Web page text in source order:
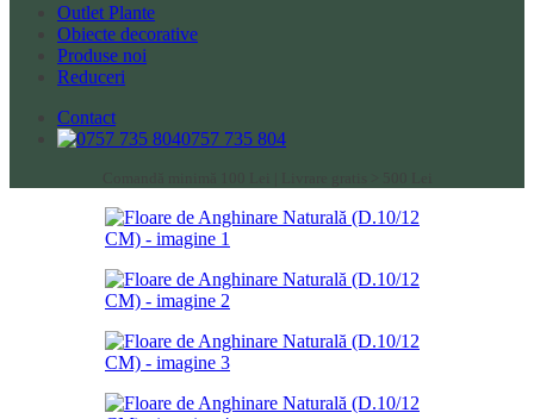
Outlet Plante
Obiecte decorative
Produse noi
Reduceri
Contact
0757 735 804